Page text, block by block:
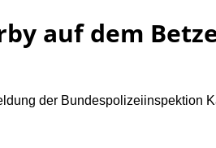
auf dem
der Bundespolizeiinspektion